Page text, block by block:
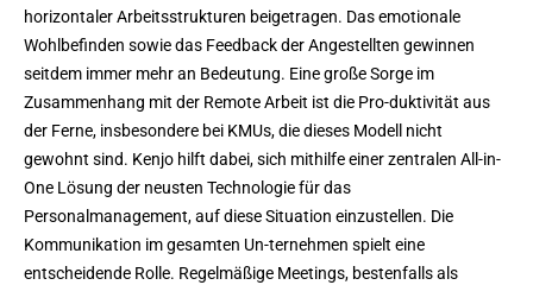
horizontaler Arbeitsstrukturen beigetragen. Das emotionale
Wohlbefinden sowie das Feedback der Angestellten gewinnen
seitdem immer mehr an Bedeutung. Eine große Sorge im
Zusammenhang mit der Remote Arbeit ist die Pro-duktivität aus
der Ferne, insbesondere bei KMUs, die dieses Modell nicht
gewohnt sind. Kenjo hilft dabei, sich mithilfe einer zentralen All-in-
One Lösung der neusten Technologie für das
Personalmanagement, auf diese Situation einzustellen. Die
Kommunikation im gesamten Un-ternehmen spielt eine
entscheidende Rolle. Regelmäßige Meetings, bestenfalls als